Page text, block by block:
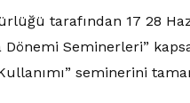
tarafından 17 28
Seminerleri”
seminerini